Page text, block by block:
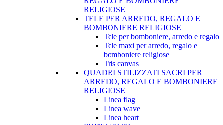
RELIGIOSE
TELE PER ARREDO, REGALO E
BOMBONIERE RELIGIOSE
Tele per bomboniere, arredo e regalo
Tele maxi per arredo, regalo e
bomboniere religiose
Tris canvas
QUADRI STILIZZATI SACRI PER
ARREDO, REGALO E BOMBONIERE
RELIGIOSE
Linea flag
Linea wave
Linea heart